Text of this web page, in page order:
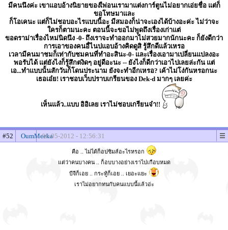
มีคนนึงค่ะ เขาแอบอ้างนิยายของเืพ่อนเรามาแต่งการ์ตูนไม่อยากเอ่ยชื่อ แต่ก็
ขอโทษมาและ
ก็โอเคนะ แต่ก็ไม่ชอบอะไรแบบนี้อะ มีสมองก็น่าจะเองได้บ้างอะค่ะ ไม่ว่าจะ
ใครก็ตามนะคะ ตอนนี้จะขอไม่พูดถึงเรื่องเก่าแต่
ขอดราม่าเรื่องไหม่นิดนึง -0- ถึงเราจะทำออกมาไม่สวยมากนักนะคะ ก็ยังดีกว่า
การเอาของคนอื่ไนปแอบอ้างคิดดูสิ รู้สึกดีแล้วเหรอ
เวลามีคนมาชมก็เท่ากับชมคนที่ทำอะสินะ-0- และเรื่องเอามาเปลี่ยนแปลงอะ
พอรับได้ แต่ยังไงก็รู้สึกตงิดๆ อยู่ดีอะนะ -- ยังไงก็ดีกว่าเอาไปเลยล่ะกัน แต่
เอ...ทำแบบนั้นสักวันก็โดนประนาม ยังจะทำอีกเหรอ? เค้าไม่โง่กันหรอกนะ
เธอเอ๋ย! เราชอบเว็บปราบเกรียนของ Dek-d มากๆ เลยค่ะ
เห็นแล้ว..แบบ อิอิเลย เราไม่ชอบเกรียนจ๋า!!
#52 OumMeeka06-05-2012 - 12:56:31
คือ .. ไม่ได้ก็อปซิมส์อะไรหรอก
แต่ว่าคนบางคน .. ก็อบบางอย่างเราไปเกือบหมด
บีจีก็เอย .. กระทู้ก็เอย .. เยอะแยะ
เราไม่อยากทนกับคนแบบนี้แล้วอ่ะ